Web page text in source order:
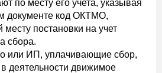
по месту его учета, указывая
документе код ОКТМО,
постановки на учет
сбора.
или ИП, уплачивающие сбор,
деятельности движимое